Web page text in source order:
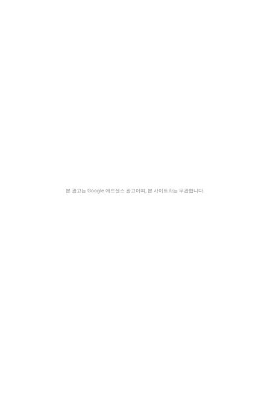
본 광고는 Google 애드센스 광고이며, 본 사이트와는 무관합니다.